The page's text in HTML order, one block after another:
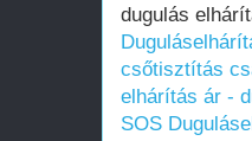
dugulás
csőtisztítás
elhárítás ár -
SOS